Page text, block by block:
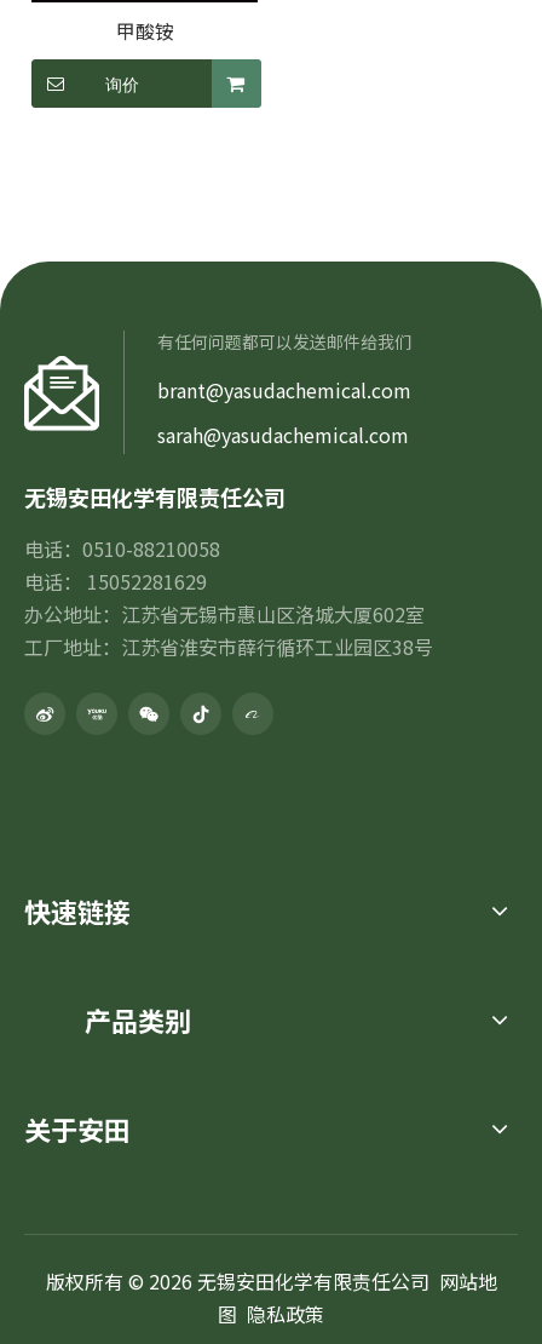
甲酸铵
询价
有任何问题都可以发送邮件给我们
brant@yasudachemical.com
sarah@yasudachemical.com
无锡安田化学有限责任公司
电话：0510-88210058
电话： 15052281629
办公地址：江苏省无锡市惠山区洛城大厦602室
工厂地址：江苏省淮安市薛行循环工业园区38号
快速链接
产品类别
关于安田
版权所有 © 2026 无锡安田化学有限责任公司 网站地
图 隐私政策